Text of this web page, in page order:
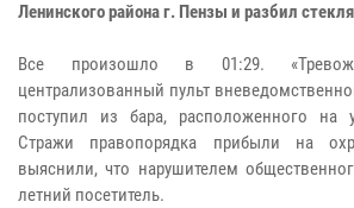
Ленинского района г. Пензы и разбил
Все произошло в 01:29.
централизованный пульт
поступил из бара, расположенного на
Стражи правопорядка прибыли на
выяснили, что нарушителем
летний посетитель.